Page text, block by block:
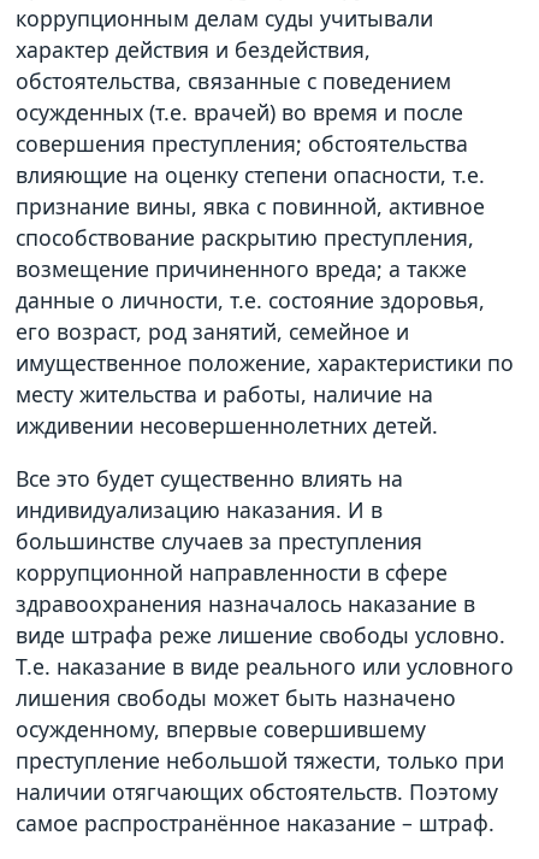
коррупционным делам суды учитывали
характер действия и бездействия,
обстоятельства, связанные с поведением
осужденных (т.е. врачей) во время и после
совершения преступления; обстоятельства
влияющие на оценку степени опасности, т.е.
признание вины, явка с повинной, активное
способствование раскрытию преступления,
возмещение причиненного вреда; а также
данные о личности, т.е. состояние здоровья,
его возраст, род занятий, семейное и
имущественное положение, характеристики по
месту жительства и работы, наличие на
иждивении несовершеннолетних детей.
Все это будет существенно влиять на
индивидуализацию наказания. И в
большинстве случаев за преступления
коррупционной направленности в сфере
здравоохранения назначалось наказание в
виде штрафа реже лишение свободы условно.
Т.е. наказание в виде реального или условного
лишения свободы может быть назначено
осужденному, впервые совершившему
преступление небольшой тяжести, только при
наличии отягчающих обстоятельств. Поэтому
самое распространённое наказание – штраф.